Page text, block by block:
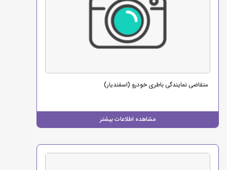
مشاهده اطلاعات بیشتر
متقاضی نمایندگی باطری خودرو (اسفندیار)